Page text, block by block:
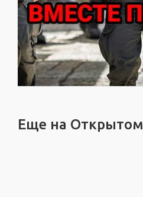
Еще на Открытом